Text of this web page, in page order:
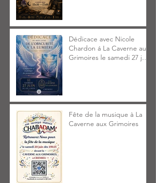
Dédicace avec Nicole
Chardon á La Caverne aux
Grimoires le samedi 27 juin
Fête de la musique à La
Caverne aux Grimoires